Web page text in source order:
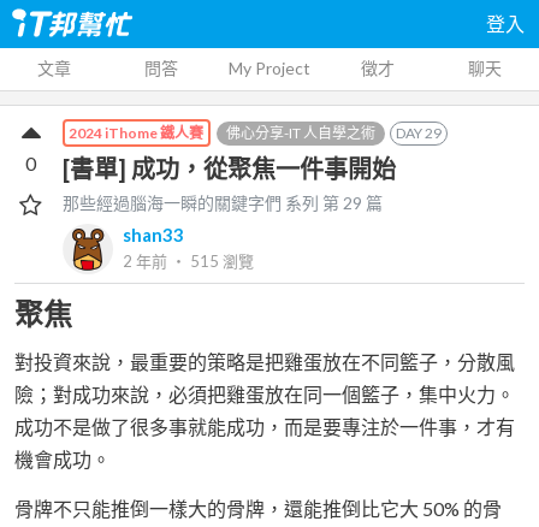
登入
文章 問答 My Project 徵才 聊天
2024 iThome 鐵人賽 佛心分享-IT 人自學之術 DAY29
[書單] 成功，從聚焦一件事開始
那些經過腦海一瞬的關鍵字們 系列 第29 篇
shan33
2 年前 ‧ 515 瀏覽
0
聚焦
對投資來說，最重要的策略是把雞蛋放在不同籃子，分散風
險；對成功來說，必須把雞蛋放在同一個籃子，集中火力。
成功不是做了很多事就能成功，而是要專注於一件事，才有
機會成功。
骨牌不只能推倒一樣大的骨牌，還能推倒比它大 50% 的骨